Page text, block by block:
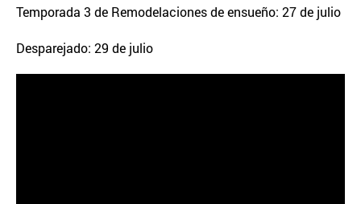
Temporada 3 de Remodelaciones de ensueño: 27 de julio
Desparejado: 29 de julio